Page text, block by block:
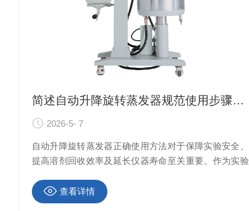
简述自动升降旋转蒸发器规范使用步骤与要点
2026-5- 7
自动升降旋转蒸发器正确使用方法对于保障实验安全、
提高溶剂回收效率及延长仪器寿命至关重要。作为实验
蒸发器正确使用方法，能够有效避免暴沸、倒吸等常见
事故，确保实验数据的准确性。
查看详情